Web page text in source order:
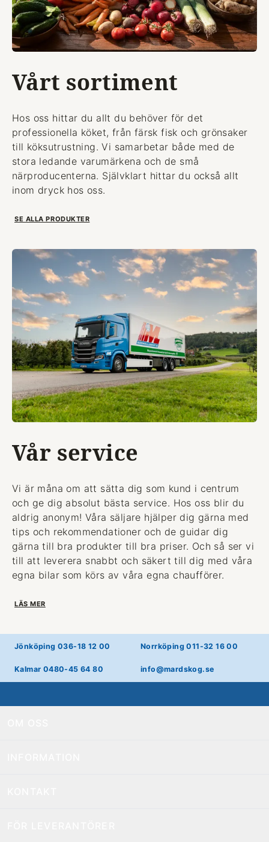
Vårt sortiment
Hos oss hittar du allt du behöver för det
professionella köket, från färsk fisk och grönsaker
till köksutrustning. Vi samarbetar både med de
stora ledande varumärkena och de små
närproducenterna. Självklart hittar du också allt
inom dryck hos oss.
SE ALLA PRODUKTER
Vår service
Vi är måna om att sätta dig som kund i centrum
och ge dig absolut bästa service. Hos oss blir du
aldrig anonym! Våra säljare hjälper dig gärna med
tips och rekommendationer och de guidar dig
gärna till bra produkter till bra priser. Och så ser vi
till att leverera snabbt och säkert till dig med våra
egna bilar som körs av våra egna chaufförer.
LÄS MER
Jönköping 036-18 12 00 Norrköping 011-32 16 00
Kalmar 0480-45 64 80 info@mardskog.se